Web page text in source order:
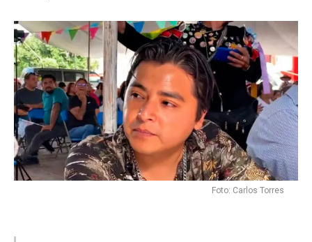
Foto: Carlos Torres